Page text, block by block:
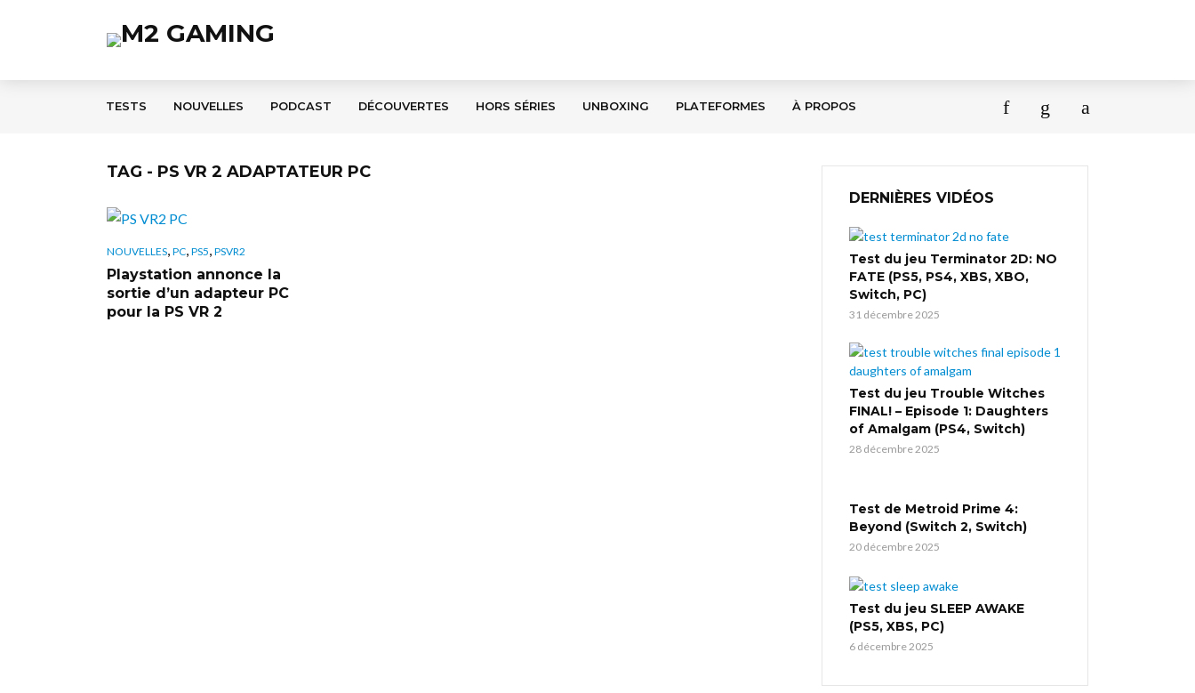
TESTS NOUVELLES PODCAST DÉCOUVERTES HORS SÉRIES UNBOXING PLATEFORMES À PROPOS
TAG - PS VR 2 ADAPTATEUR PC
NOUVELLES, PC, PS5, PSVR2
Playstation annonce la
sortie d’un adapteur PC
pour la PS VR 2
DERNIÈRES VIDÉOS
Test du jeu Terminator 2D: NO
FATE (PS5, PS4, XBS, XBO,
Switch, PC)
31 décembre 2025
Test du jeu Trouble Witches
FINAL! – Episode 1: Daughters
of Amalgam (PS4, Switch)
28 décembre 2025
Test de Metroid Prime 4:
Beyond (Switch 2, Switch)
20 décembre 2025
Test du jeu SLEEP AWAKE
(PS5, XBS, PC)
6 décembre 2025